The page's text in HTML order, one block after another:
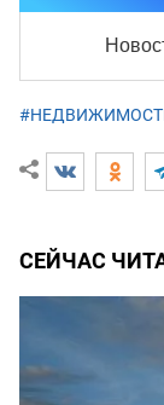
СЕЙЧАС